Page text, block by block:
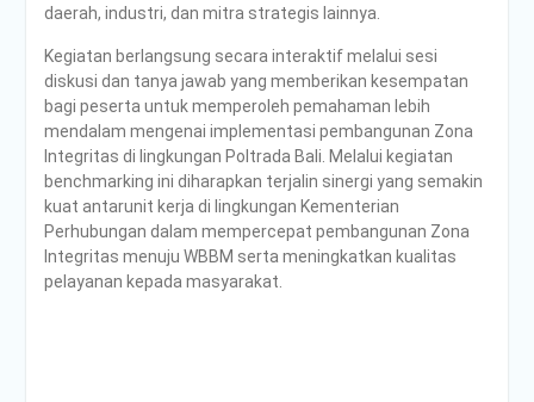
daerah, industri, dan mitra strategis lainnya.
Kegiatan berlangsung secara interaktif melalui sesi
diskusi dan tanya jawab yang memberikan kesempatan
bagi peserta untuk memperoleh pemahaman lebih
mendalam mengenai implementasi pembangunan Zona
Integritas di lingkungan Poltrada Bali. Melalui kegiatan
benchmarking ini diharapkan terjalin sinergi yang semakin
kuat antarunit kerja di lingkungan Kementerian
Perhubungan dalam mempercepat pembangunan Zona
Integritas menuju WBBM serta meningkatkan kualitas
pelayanan kepada masyarakat.